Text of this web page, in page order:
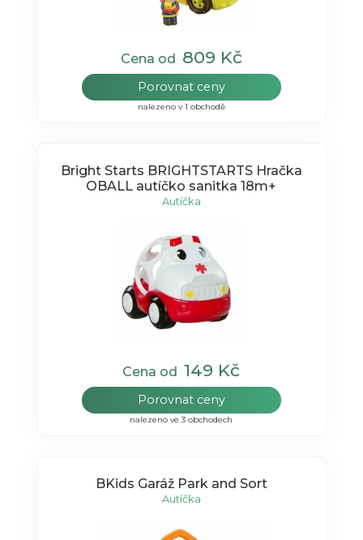
Cena od 809 Kč
Porovnat ceny
nalezeno v 1 obchodě
Bright Starts BRIGHTSTARTS Hračka
OBALL autíčko sanitka 18m+
Autíčka
Cena od149 Kč
Porovnat ceny
nalezeno ve 3 obchodech
BKids Garáž Park and Sort
Autíčka